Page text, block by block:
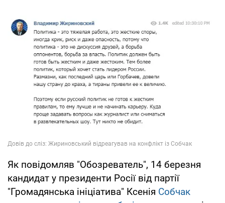
Як повідомляв "Обозреватель", 14 березня
кандидат у президенти Росії від партії
"Громадянська ініціатива" Ксенія Собчак